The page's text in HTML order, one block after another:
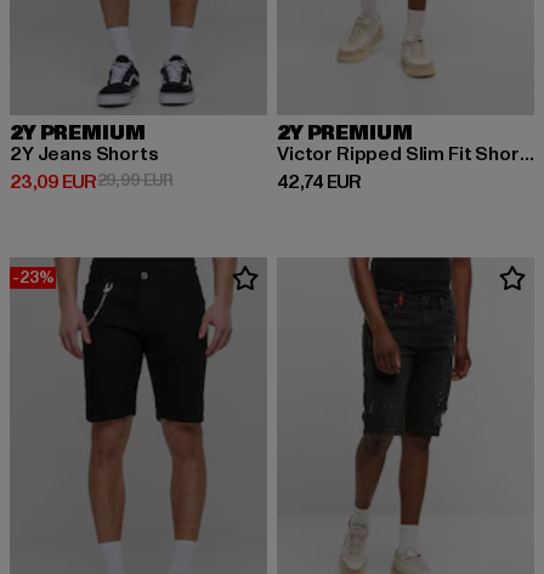
2Y PREMIUM
2Y Jeans Shorts
23,09 EUR
Derzeitiger Preis: 23,09 EUR
29,99 EURAktionspreis: 29,99 EUR
2Y PREMIUM
Victor Ripped Slim Fit Shorts
42,74 EUR
Derzeitiger Preis: 42,74 EUR
-23%